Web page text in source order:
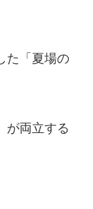
た「夏場の
が両立する